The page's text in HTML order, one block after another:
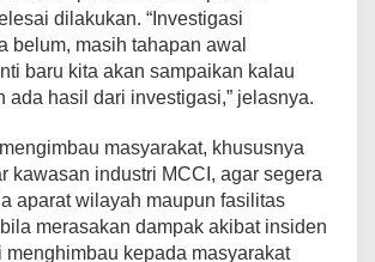
dilakukan. “Investigasi
belum, masih tahapan awal
baru kita akan sampaikan kalau
ada hasil dari investigasi,” jelasnya.
masyarakat, khususnya
kawasan industri MCCI, agar segera
aparat wilayah maupun fasilitas
merasakan dampak akibat insiden
menghimbau kepada masyarakat